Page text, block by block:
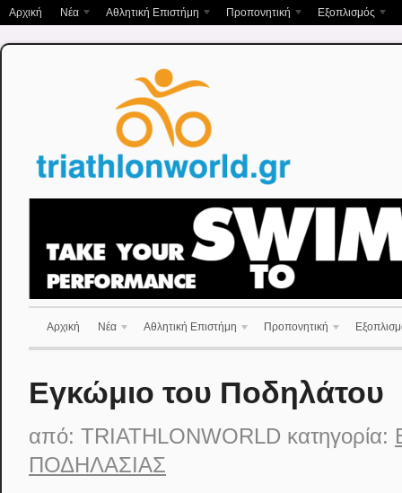
Αρχική Νέα Αθλητική Επιστήμη Προπονητική Εξοπλισμός
Αρχική Νέα Αθλητική Επιστήμη Προπονητική
Εγκώμιο του Ποδηλάτου
από: TRIATHLONWORLD κατηγορία:
ΠΟΔΗΛΑΣΊΑΣ